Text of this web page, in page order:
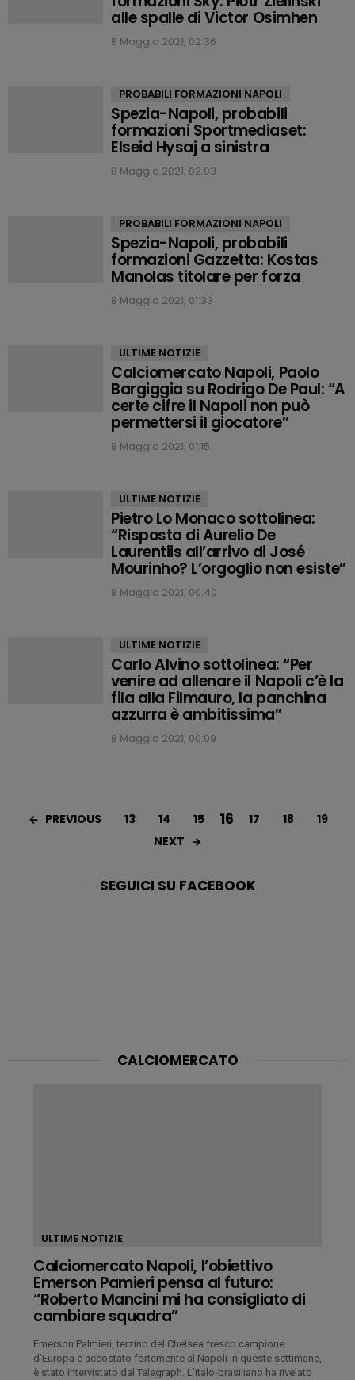
alle spalle di Victor Osimhen
8 Maggio 2021, 02:36
PROBABILI FORMAZIONI NAPOLI
Spezia-Napoli, probabili
formazioni Sportmediaset:
Elseid Hysaj a sinistra
8 Maggio 2021, 02:03
PROBABILI FORMAZIONI NAPOLI
Spezia-Napoli, probabili
formazioni Gazzetta: Kostas
Manolas titolare per forza
8 Maggio 2021, 01:33
ULTIME NOTIZIE
Calciomercato Napoli, Paolo
Bargiggia su Rodrigo De Paul: “A
certe cifre il Napoli non può
permettersi il giocatore”
8 Maggio 2021, 01:15
ULTIME NOTIZIE
Pietro Lo Monaco sottolinea:
“Risposta di Aurelio De
Laurentiis all’arrivo di José
Mourinho? L’orgoglio non esiste”
8 Maggio 2021, 00:40
ULTIME NOTIZIE
Carlo Alvino sottolinea: “Per
venire ad allenare il Napoli c’è la
fila alla Filmauro, la panchina
azzurra è ambitissima”
8 Maggio 2021, 00:09
PREVIOUS 13 14 15 16 17 18
19
NEXT
SEGUICI SU FACEBOOK
CALCIOMERCATO
ULTIME NOTIZIE
Calciomercato Napoli, l’obiettivo
Emerson Pamieri pensa al futuro:
“Roberto Mancini mi ha consigliato di
cambiare squadra”
Emerson Palmieri, terzino del Chelsea fresco campione
d’Europa e accostato fortemente al Napoli in queste settimane,
è stato intervistato dal Telegraph. L’italo-brasiliano ha rivelato